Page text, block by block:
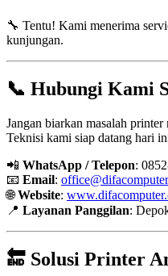
🔧 Tentu! Kami menerima
kunjungan.
📞 Hubungi Kami
Jangan biarkan masalah
Teknisi kami siap datang hari
📲 WhatsApp / Telepon:
📧 Email:
🌐Website:
📍 Layanan Panggilan:
🔚 Solusi Printer